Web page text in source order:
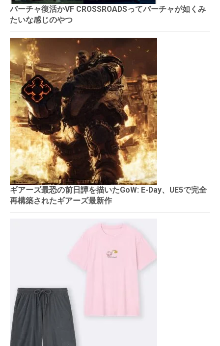
バーチャ復活かVF CROSSROADSってバーチャが如くみ
たいな感じのやつ
ギアーズ最恐の前日譚を描いたGoW: E-Day、UE5で完全
再構築されたギアーズ最新作